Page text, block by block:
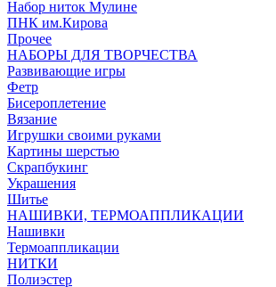
Набор ниток Мулине
ПНК им.Кирова
Прочее
НАБОРЫ ДЛЯ ТВОРЧЕСТВА
Развивающие игры
Фетр
Бисероплетение
Вязание
Игрушки своими руками
Картины шерстью
Скрапбукинг
Украшения
Шитье
НАШИВКИ, ТЕРМОАППЛИКАЦИИ
Нашивки
Термоаппликации
НИТКИ
Полиэстер